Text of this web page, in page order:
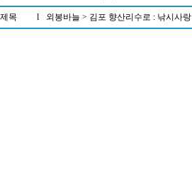
제목 l 외봉바늘 > 김포 향산리수로 : 낚시사랑